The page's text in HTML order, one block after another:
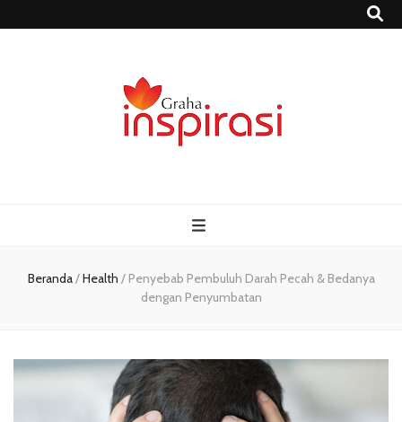
– Media
Informasi
Beranda/Health / Penyebab Pembuluh Darah Pecah & Bedanya
dengan Penyumbatan